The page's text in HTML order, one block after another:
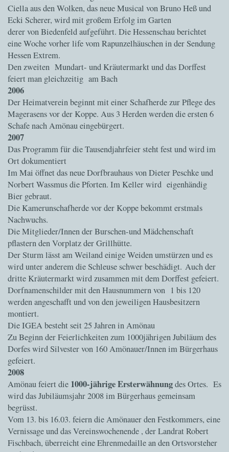
Ciella aus den Wolken, das neue Musical von Bruno Heß und
Ecki Scherer, wird mit großem Erfolg im Garten
derer von Biedenfeld aufgeführt. Die Hessenschau berichtet
eine Woche vorher life vom Rapunzelhäuschen in der Sendung
Hessen Extrem.
Den zweiten Mundart- und Kräutermarkt und das Dorffest
feiert man gleichzeitig am Bach
2006
Der Heimatverein beginnt mit einer Schafherde zur Pflege des
Magerasens vor der Koppe. Aus 3 Herden werden die ersten 6
Schafe nach Amönau eingebürgert.
2007
Das Programm für die Tausendjahrfeier steht fest und wird im
Ort dokumentiert
Im Mai öffnet das neue Dorfbrauhaus von Dieter Peschke und
Norbert Wassmus die Pforten. Im Keller wird eigenhändig
Bier gebraut.
Die Kamerunschafherde vor der Koppe bekommt erstmals
Nachwuchs.
Die Mitglieder/Innen der Burschen-und Mädchenschaft
pflastern den Vorplatz der Grillhütte.
Der Sturm lässt am Weiland einige Weiden umstürzen und es
wird unter anderem die Schleuse schwer beschädigt. Auch der
dritte Kräutermarkt wird zusammen mit dem Dorffest gefeiert.
Dorfnamenschilder mit den Hausnummern von 1 bis 120
werden angeschafft und von den jeweiligen Hausbesitzern
montiert.
Die IGEA besteht seit 25 Jahren in Amönau
Zu Beginn der Feierlichkeiten zum 1000jährigen Jubiläum des
Dorfes wird Silvester von 160 Amönauer/Innen im Bürgerhaus
gefeiert.
2008
Amönau feiert die 1000-jährige Ersterwähnungdes Ortes. Es
wird das Jubiläumsjahr 2008 im Bürgerhaus gemeinsam
begrüsst.
Vom 13. bis 16.03. feiern die Amönauer den Festkommers, eine
Vernissage und das Vereinswochenende , der Landrat Robert
Fischbach, überreicht eine Ehrenmedaille an den Ortsvorsteher